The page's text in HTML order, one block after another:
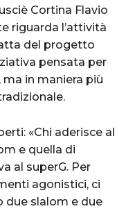
Cortina Flavio
riguarda l’attività
del progetto
pensata per
in maniera più
«Chi aderisce al
e quella di
al superG. Per
agonistici, ci
due slalom e due